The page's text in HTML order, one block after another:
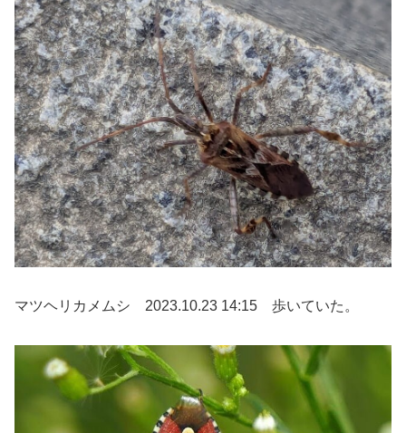
マツヘリカメムシ 2023.10.23 14:15 歩いていた。